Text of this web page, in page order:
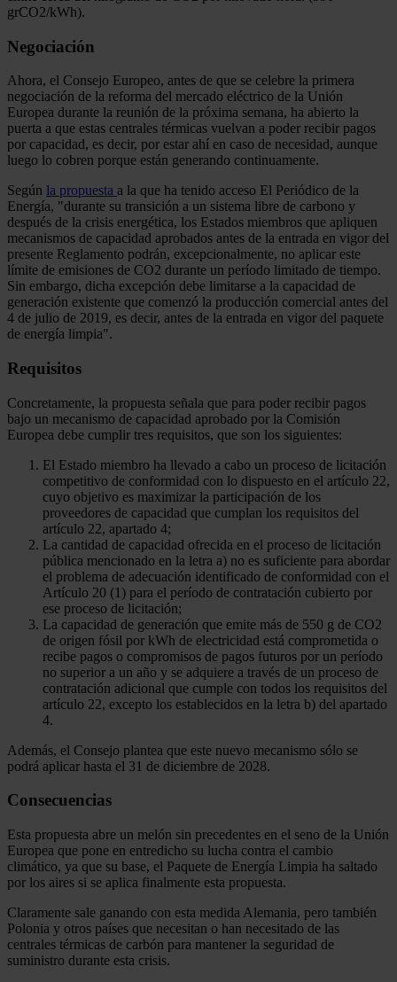
grCO2/kWh).
Negociación
Ahora, el Consejo Europeo, antes de que se celebre la primera
negociación de la reforma del mercado eléctrico de la Unión
Europea durante la reunión de la próxima semana, ha abierto la
puerta a que estas centrales térmicas vuelvan a poder recibir pagos
por capacidad, es decir, por estar ahí en caso de necesidad, aunque
luego lo cobren porque están generando continuamente.
Según la propuesta a la que ha tenido acceso El Periódico de la
Energía, "durante su transición a un sistema libre de carbono y
después de la crisis energética, los Estados miembros que apliquen
mecanismos de capacidad aprobados antes de la entrada en vigor del
presente Reglamento podrán, excepcionalmente, no aplicar este
límite de emisiones de CO2 durante un período limitado de tiempo.
Sin embargo, dicha excepción debe limitarse a la capacidad de
generación existente que comenzó la producción comercial antes del
4 de julio de 2019, es decir, antes de la entrada en vigor del paquete
de energía limpia".
Requisitos
Concretamente, la propuesta señala que para poder recibir pagos
bajo un mecanismo de capacidad aprobado por la Comisión
Europea debe cumplir tres requisitos, que son los siguientes:
El Estado miembro ha llevado a cabo un proceso de licitación
competitivo de conformidad con lo dispuesto en el artículo 22,
cuyo objetivo es maximizar la participación de los
proveedores de capacidad que cumplan los requisitos del
artículo 22, apartado 4;
La cantidad de capacidad ofrecida en el proceso de licitación
pública mencionado en la letra a) no es suficiente para abordar
el problema de adecuación identificado de conformidad con el
Artículo 20 (1) para el período de contratación cubierto por
ese proceso de licitación;
La capacidad de generación que emite más de 550 g de CO2
de origen fósil por kWh de electricidad está comprometida o
recibe pagos o compromisos de pagos futuros por un período
no superior a un año y se adquiere a través de un proceso de
contratación adicional que cumple con todos los requisitos del
artículo 22, excepto los establecidos en la letra b) del apartado
4.
Además, el Consejo plantea que este nuevo mecanismo sólo se
podrá aplicar hasta el 31 de diciembre de 2028.
Consecuencias
Esta propuesta abre un melón sin precedentes en el seno de la Unión
Europea que pone en entredicho su lucha contra el cambio
climático, ya que su base, el Paquete de Energía Limpia ha saltado
por los aires si se aplica finalmente esta propuesta.
Claramente sale ganando con esta medida Alemania, pero también
Polonia y otros países que necesitan o han necesitado de las
centrales térmicas de carbón para mantener la seguridad de
suministro durante esta crisis.